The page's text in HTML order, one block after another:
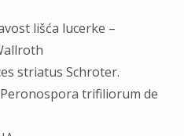
lišća lucerke –
striatus Schroter.
Peronospora trifiliorum de